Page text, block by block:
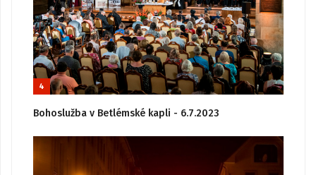
4
Bohoslužba v Betlémské kapli - 6.7.2023